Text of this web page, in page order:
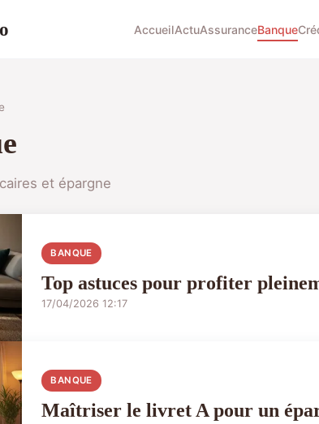
AccueilActuAssuranceBanque
et épargne
BANQUE
Top astuces pour profiter
17/04/2026 12:17
BANQUE
Maîtriser le livret A pour un